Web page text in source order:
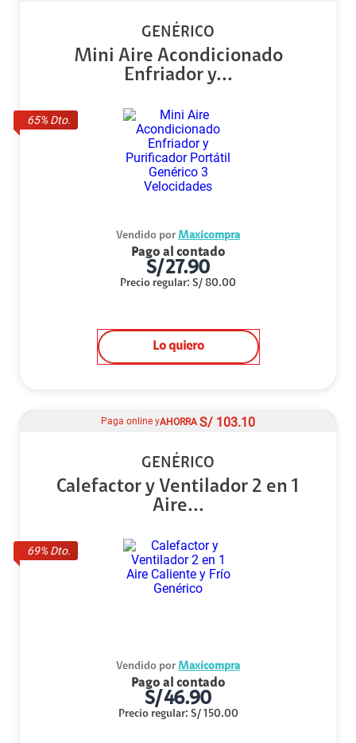
65% Dto.
GENÉRICO
Mini Aire Acondicionado
Enfriador y...
Vendido por Maxicompra
Pago al contado
S/27.90
Precio regular: S/ 80.00
Lo quiero
69% Dto.
Paga online yAHORRA S/ 103.10
GENÉRICO
Calefactor y Ventilador 2 en 1
Aire...
Vendido por Maxicompra
Pago al contado
S/46.90
Precio regular: S/ 150.00